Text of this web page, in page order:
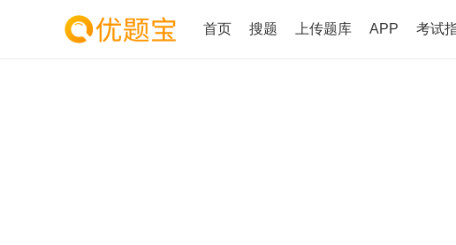
首页 搜题 上传题库 APP 考试